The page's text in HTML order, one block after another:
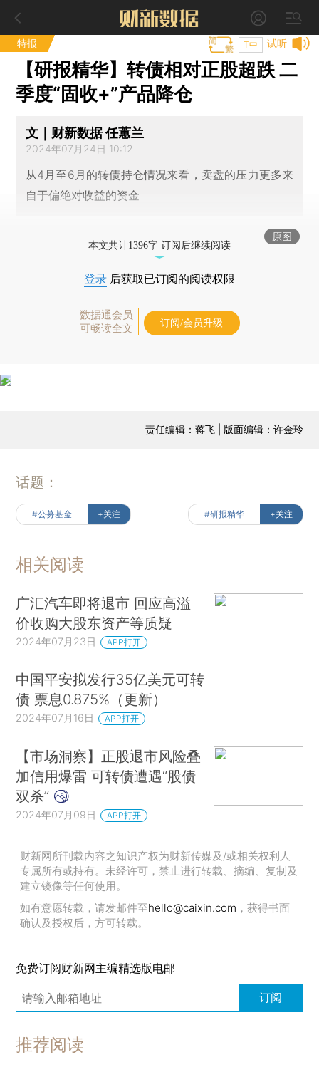
特报 试听
T中
【研报精华】转债相对正股超跌 二
季度“固收+”产品降仓
文｜财新数据 任蕙兰
2024年07月24日 10:12
从4月至6月的转债持仓情况来看，卖盘的压力更多来
自于偏绝对收益的资金
原图
本文共计1396字 订阅后继续阅读
登录 后获取已订阅的阅读权限
数据通会员
可畅读全文
订阅/会员升级
责任编辑：蒋飞 | 版面编辑：许金玲
话题：
#公募基金 +关注 #研报精华 +关注
相关阅读
广汇汽车即将退市 回应高溢
价收购大股东资产等质疑
2024年07月23日 APP打开
中国平安拟发行35亿美元可转
债 票息0.875%（更新）
2024年07月16日 APP打开
【市场洞察】正股退市风险叠
加信用爆雷 可转债遭遇“股债
双杀”
2024年07月09日 APP打开
财新网所刊载内容之知识产权为财新传媒及/或相关权利人
专属所有或持有。未经许可，禁止进行转载、摘编、复制及
建立镜像等任何使用。
如有意愿转载，请发邮件至hello@caixin.com ，获得书面
确认及授权后，方可转载。
免费订阅财新网主编精选版电邮
订阅
推荐阅读